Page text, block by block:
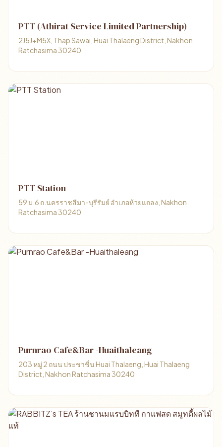
PTT (Athirat Service Limited Partnership)
2J5J+M5X, Thap Sawai, Huai Thalaeng District, Nakhon
Ratchasima 30240
PTT Station
59 ม.6 ถ.นครราชสีมา-บุรีรัมย์ อำเภอห้วยแถลง, Nakhon
Ratchasima 30240
Purnrao Cafe&Bar -Huaithaleang
203 หมู่ 2 ถนน ประชาชื่น Huai Thalaeng, Huai Thalaeng
District, Nakhon Ratchasima 30240